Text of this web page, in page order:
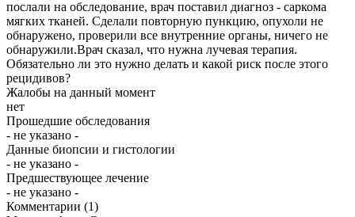
послали на обследование, врач поставил диагноз - саркома
мягких тканей. Сделали повторную пункцию, опухоли не
обнаружено, проверили все внутренние органы, ничего не
обнаружили.Врач сказал, что нужна лучевая терапия.
Обязательно ли это нужно делать и какой риск после этого
рецидивов?
Жалобы на данный момент
нет
Прошедшие обследования
- не указано -
Данные биопсии и гистологии
- не указано -
Предшествующее лечение
- не указано -
Комментарии (1)